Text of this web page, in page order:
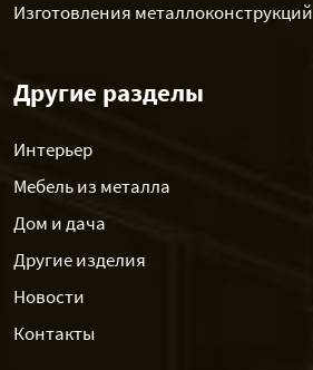
Изготовления металлоконструкций
Другие разделы
Интерьер
Мебель из металла
Дом и дача
Другие изделия
Новости
Контакты